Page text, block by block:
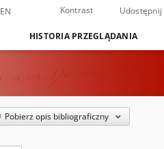
EN Kontrast Udostępnij
HISTORIA PRZEGLĄDANIA
Pobierz opis bibliograficzny